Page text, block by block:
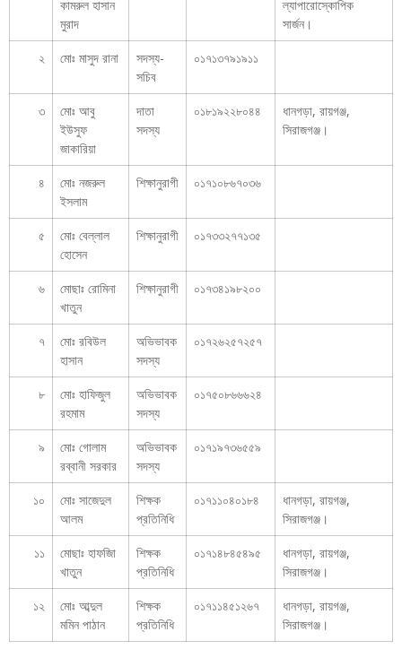
কামরুল হাসান
মুরাদ
ল্যাপারোস্কোপিক
সার্জন।
২
মোঃ মাসুদ রানা
সদস্য-
সচিব
০১৭১৩৭৯১৯১১
৩
মোঃ আবু
ইউসুফ
জাকারিয়া
দাতা
সদস্য
০১৮১৯২২৮০৪৪
ধানগড়া, রায়গঞ্জ,
সিরাজগঞ্জ।
৪
মোঃ নজরুল
ইসলাম
শিক্ষানুরাগী ০১৭১০৮৬৭০৩৬
৫
মোঃ বেল্লাল
হোসেন
শিক্ষানুরাগী ০১৭৩৩২৭৭১৩৫
৬
মোছাঃ রোমিনা
খাতুন
শিক্ষানুরাগী ০১৭৩৪১৯৮২০০
৭
মোঃ রবিউল
হাসান
অভিভাবক
সদস্য
০১৭২৬২৫৭২৫৭
৮
মোঃ হাফিজুল
রহমাম
অভিভাবক
সদস্য
০১৭৫০৮৬৬৬২৪
৯
মোঃ গোলাম
রব্বানী সরকার
অভিভাবক
সদস্য
০১৭১৯৭৩৬৫৫৯
১০
মোঃ সাজেদুল
আলম
শিক্ষক
প্রতিনিধি
০১৭১১০৪০১৮৪
ধানগড়া, রায়গঞ্জ,
সিরাজগঞ্জ।
১১
মোছাঃ হাফজিা
খাতুন
শিক্ষক
প্রতিনিধি
০১৭১৪৮৪৫৪৯৫
ধানগড়া, রায়গঞ্জ,
সিরাজগঞ্জ।
১২
মোঃ আব্দুল
মমিন পাঠান
শিক্ষক
প্রতিনিধি
০১৭১১৪৫১২৬৭
ধানগড়া, রায়গঞ্জ,
সিরাজগঞ্জ।